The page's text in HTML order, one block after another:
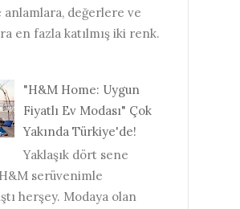
anlamlara, değerlere ve
en fazla katılmış iki renk.
"H&M Home: Uygun
Fiyatlı Ev Modası" Çok
Yakında Türkiye'de!
Yaklaşık dört sene
serüvenimle
herşey. Modaya olan